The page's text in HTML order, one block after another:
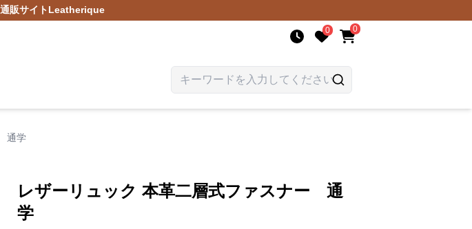
販サイトLeatherique
0 0
通学
レザーリュック 本革二層式ファスナー 通
学